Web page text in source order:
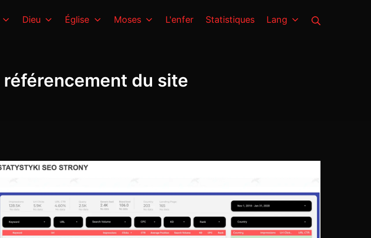
Dieu Église Moses L'enfer Statistiques Lang
du site